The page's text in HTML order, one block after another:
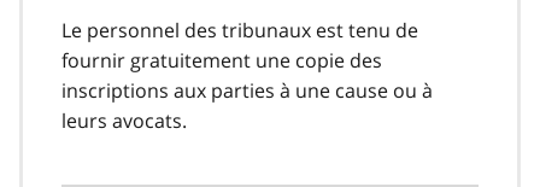
Le personnel des tribunaux est tenu de
fournir gratuitement une copie des
inscriptions aux parties à une cause ou à
leurs avocats.